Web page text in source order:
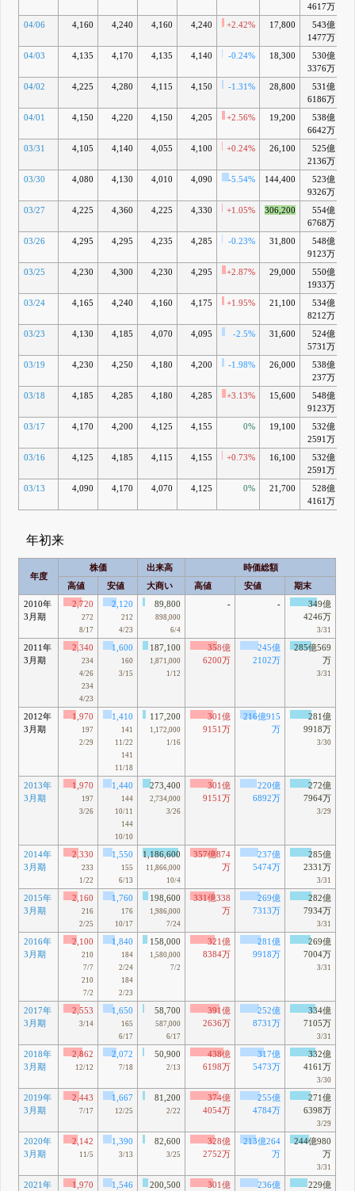
4617万
04/06 4,160 4,240 4,160 4,240 +2.42% 17,800
543億
1477万
04/03 4,135 4,170 4,135 4,140 -0.24% 18,300
530億
3376万
04/02 4,225 4,280 4,115 4,150 -1.31% 28,800
531億
6186万
04/01 4,150 4,220 4,150 4,205 +2.56% 19,200
538億
6642万
03/31 4,105 4,140 4,055 4,100 +0.24% 26,100
525億
2136万
03/30 4,080 4,130 4,010 4,090 -5.54% 144,400
523億
9326万
03/27 4,225 4,360 4,225 4,330 +1.05% 306,200
554億
6768万
03/26 4,295 4,295 4,235 4,285 -0.23% 31,800
548億
9123万
03/25 4,230 4,300 4,230 4,295 +2.87% 29,000
550億
1933万
03/24 4,165 4,240 4,160 4,175 +1.95% 21,100
534億
8212万
03/23 4,130 4,185 4,070 4,095 -2.5% 31,600
524億
5731万
03/19 4,230 4,250 4,180 4,200 -1.98% 26,000
538億
237万
03/18 4,185 4,285 4,180 4,285 +3.13% 15,600
548億
9123万
03/17 4,170 4,200 4,125 4,155 0% 19,100
532億
2591万
03/16 4,125 4,185 4,115 4,155 +0.73% 16,100
532億
2591万
03/13 4,090 4,170 4,070 4,125 0% 21,700
528億
4161万
年初来
年度
株価 出来高
時価総額
高値
安値 大商い 高値 安値
期末
2010年
3月期
2,720
272
8/17
2,120
212
4/23
89,800
898,000
6/4
- -
349億
4246万
3/31
2011年
3月期
2,340
234
4/26
234
4/23
1,600
160
3/15
187,100
1,871,000
1/12
358億
6200万
245億
2102万
285億569
万
3/31
2012年
3月期
1,970
197
2/29
1,410
141
11/22
141
11/18
117,200
1,172,000
1/16
301億
9151万
216億915
万
281億
9918万
3/30
2013年
3月期
1,970
197
3/26
1,440
144
10/11
144
10/10
273,400
2,734,000
3/26
301億
9151万
220億
6892万
272億
7964万
3/29
2014年
3月期
2,330
233
1/22
1,550
155
6/13
1,186,600
11,866,000
10/4
357億874
万
237億
5474万
285億
2331万
3/31
2015年
3月期
2,160
216
2/25
1,760
176
10/17
198,600
1,986,000
7/24
331億338
万
269億
7313万
282億
7934万
3/31
2016年
3月期
2,100
210
7/7
210
7/2
1,840
184
2/24
184
2/23
158,000
1,580,000
7/2
321億
8384万
281億
9918万
269億
7004万
3/31
2017年
3月期
2,553
3/14
1,650
165
6/17
58,700
587,000
6/17
391億
2636万
252億
8731万
334億
7105万
3/31
2018年
3月期
2,862
12/12
2,072
7/18
50,900
2/13
438億
6198万
317億
5473万
332億
4161万
3/30
2019年
3月期
2,443
7/17
1,667
12/25
81,200
2/22
374億
4054万
255億
4784万
271億
6398万
3/29
2020年
3月期
2,142
11/5
1,390
3/13
82,600
3/25
328億
2752万
213億264
万
244億980
万
3/31
2021年
1,970 1,546 200,500
301億
236億
229億